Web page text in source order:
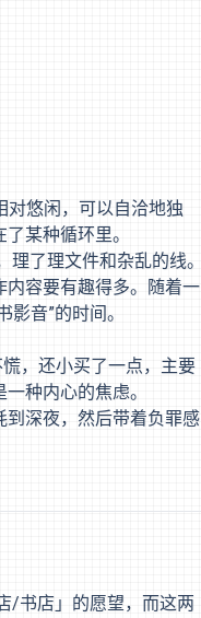
对悠闲，可以自洽地独
某种循环里。
理了理文件和杂乱的线。
容要有趣得多。随着一
音”的时间。
，还小买了一点，主要
种内心的焦虑。
到深夜，然后带着负罪感
/书店」的愿望，而这两